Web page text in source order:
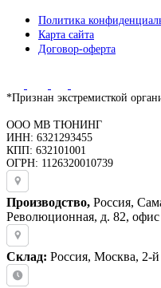
Политика
Карта сайта
Договор-оферта
*Признан экстремисткой
ООО МВ ТЮНИНГ
ИНН: 6321293455
КПП: 632101001
ОГРН: 1126320010739
Производство, Россия,
Революционная, д. 82,
Склад: Россия, Москва, 2-